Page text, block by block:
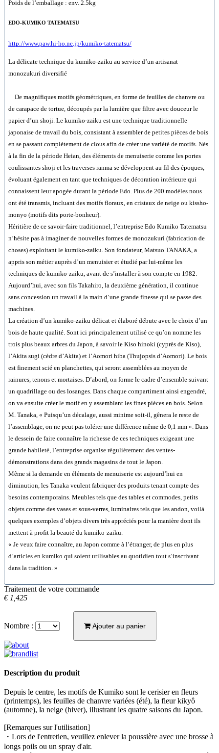
Poids de l’emballage : env. 2.5kg
EDO-KUMIKO TATEMATSU
http://www.paw.hi-ho.ne.jp/kumiko-tatematsu/
La délicate technique du kumiko-zaiku au service d’un artisanat
monozukuri diversifié
De magnifiques motifs géométriques, en forme de feuilles de chanvre ou
de carapace de tortue, découpés par la lumière que filtre avec douceur le
papier d’un shoji. Le kumiko-zaiku est une technique traditionnelle
japonaise de travail du bois, consistant à assembler de petites pièces de bois
en se passant complètement de clous afin de créer une variété de motifs. Nés
à la fin de la période Heian, des éléments de menuiserie comme les portes
coulissantes shoji et les traverses ranma se développent au fil des époques,
évoluant également en tant que techniques de décoration intérieure qui
connaissent leur apogée durant la période Edo. Plus de 200 modèles nous
ont été transmis, incluant des motifs floraux, en cristaux de neige ou kissho-
monyo (motifs dits porte-bonheur).
Héritière de ce savoir-faire traditionnel, l’entreprise Edo Kumiko Tatematsu
n’hésite pas à imaginer de nouvelles formes de monozukuri (fabrication de
choses) exploitant le kumiko-zaiku. Son fondateur, Matsuo TANAKA, a
appris son métier auprès d’un menuisier et étudié par lui-même les
techniques de kumiko-zaiku, avant de s’installer à son compte en 1982.
Aujourd’hui, avec son fils Takahiro, la deuxième génération, il continue
sans concession un travail à la main d’une grande finesse qui se passe des
machines.
La création d’un kumiko-zaiku délicat et élaboré débute avec le choix d’un
bois de haute qualité. Sont ici principalement utilisé ce qu’on nomme les
trois plus beaux arbres du Japon, à savoir le Kiso hinoki (cyprès de Kiso),
l’Akita sugi (cèdre d’Akita) et l’Aomori hiba (Thujopsis d’Aomori). Le bois
est finement scié en planchettes, qui seront assemblées au moyen de
rainures, tenons et mortaises. D’abord, on forme le cadre d’ensemble suivant
un quadrillage ou des losanges. Dans chaque compartiment ainsi engendré,
on va ensuite créer le motif en y assemblant les fines pièces en bois. Selon
M. Tanaka, « Puisqu’un décalage, aussi minime soit-il, gênera le reste de
l’assemblage, on ne peut pas tolérer une différence même de 0,1 mm ». Dans
le dessein de faire connaître la richesse de ces techniques exigeant une
grande habileté, l’entreprise organise régulièrement des ventes-
démonstrations dans des grands magasins de tout le Japon.
Même si la demande en éléments de menuiserie est aujourd’hui en
diminution, les Tanaka veulent fabriquer des produits tenant compte des
besoins contemporains. Meubles tels que des tables et commodes, petits
objets comme des vases et sous-verres, luminaires tels que les andon, voilà
quelques exemples d’objets divers très appréciés pour la manière dont ils
mettent à profit la beauté du kumiko-zaiku.
« Je veux faire connaître, au Japon comme à l’étranger, de plus en plus
d’articles en kumiko qui soient utilisables au quotidien tout s’inscrivant
dans la tradition. »
Traitement de votre commande
€ 1,425
Nombre : Ajouter au panier
Description du produit
Depuis le centre, les motifs de Kumiko sont le cerisier en fleurs
(printemps), les feuilles de chanvre variées (été), la fleur kikyô
(automne), la neige (hiver), illustrant les quatre saisons du Japon.
[Remarques sur l'utilisation]
・Lors de l'entretien, veuillez enlever la poussière avec une brosse à
longs poils ou un spray d'air.